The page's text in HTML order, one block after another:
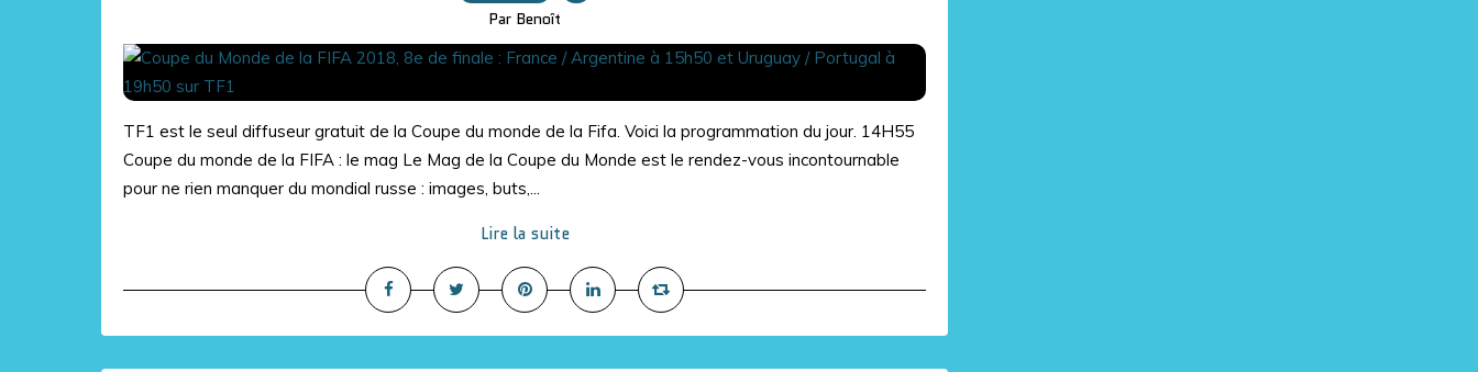
Par Benoît
TF1 est le seul diffuseur gratuit de la Coupe du monde de la Fifa. Voici la programmation du jour. 14H55
Coupe du monde de la FIFA : le mag Le Mag de la Coupe du Monde est le rendez-vous incontournable
pour ne rien manquer du mondial russe : images, buts,...
Lire la suite